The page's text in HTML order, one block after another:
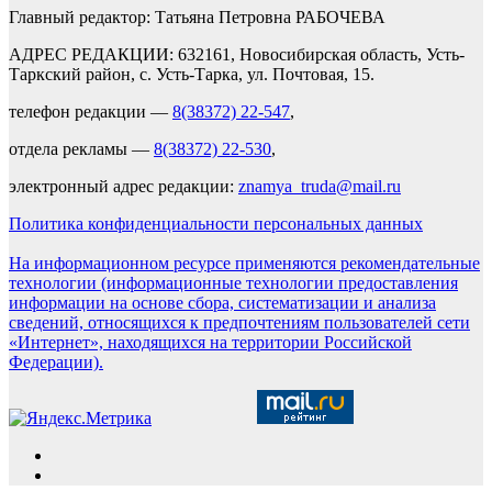
Главный редактор: Татьяна Петровна РАБОЧЕВА
АДРЕС РЕДАКЦИИ: 632161, Новосибирская область, Усть-
Таркский район, с. Усть-Тарка, ул. Почтовая, 15.
телефон редакции — 8(38372) 22-547,
отдела рекламы — 8(38372) 22-530,
электронный адрес редакции: znamya_truda@mail.ru
Политика конфиденциальности персональных данных
На информационном ресурсе применяются рекомендательные
технологии (информационные технологии предоставления
информации на основе сбора, систематизации и анализа
сведений, относящихся к предпочтениям пользователей сети
«Интернет», находящихся на территории Российской
Федерации).